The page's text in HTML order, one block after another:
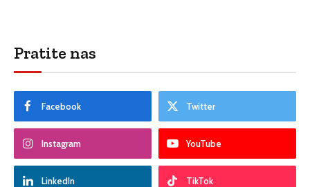
Pratite nas
Facebook Twitter
Instagram YouTube
LinkedIn TikTok